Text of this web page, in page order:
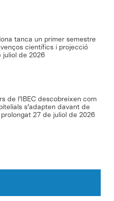
tanca un primer semestre
científics i projecció
juliol de 2026
de l’IBEC descobreixen com
s’adapten davant de
prolongat 27 de juliol de 2026